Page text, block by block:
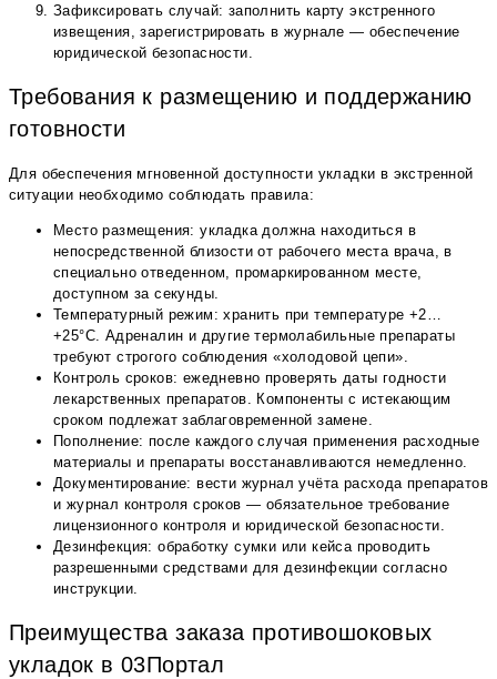
Зафиксировать случай: заполнить карту экстренного
извещения, зарегистрировать в журнале — обеспечение
юридической безопасности.
Требования к размещению и поддержанию
готовности
Для обеспечения мгновенной доступности укладки в экстренной
ситуации необходимо соблюдать правила:
Место размещения: укладка должна находиться в
непосредственной близости от рабочего места врача, в
специально отведенном, промаркированном месте,
доступном за секунды.
Температурный режим: хранить при температуре +2…
+25°С. Адреналин и другие термолабильные препараты
требуют строгого соблюдения «холодовой цепи».
Контроль сроков: ежедневно проверять даты годности
лекарственных препаратов. Компоненты с истекающим
сроком подлежат заблаговременной замене.
Пополнение: после каждого случая применения расходные
материалы и препараты восстанавливаются немедленно.
Документирование: вести журнал учёта расхода препаратов
и журнал контроля сроков — обязательное требование
лицензионного контроля и юридической безопасности.
Дезинфекция: обработку сумки или кейса проводить
разрешенными средствами для дезинфекции согласно
инструкции.
Преимущества заказа противошоковых
укладок в 03Портал